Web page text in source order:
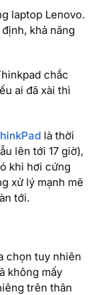
laptop Lenovo.
khả năng
chắc
ai đã xài thì
là thời
lên tới 17 giờ),
khi hơi cứng
xử lý mạnh mẽ
tới.
chọn tuy nhiên
không mấy
trên thân